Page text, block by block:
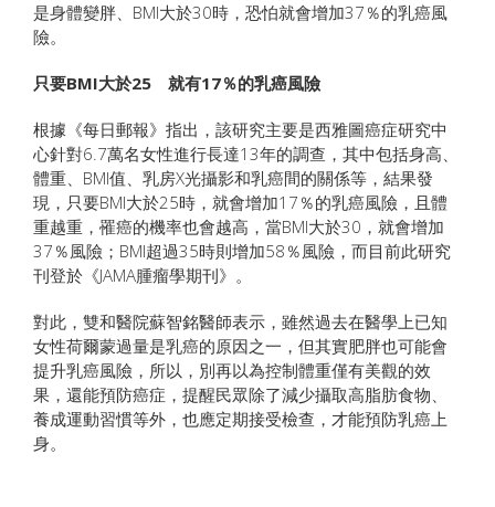
是身體變胖、BMI大於30時，恐怕就會增加37％的乳癌風
險。
只要BMI大於25 就有17％的乳癌風險
根據《每日郵報》指出，該研究主要是西雅圖癌症研究中
心針對6.7萬名女性進行長達13年的調查，其中包括身高、
體重、BMI值、乳房X光攝影和乳癌間的關係等，結果發
現，只要BMI大於25時，就會增加17％的乳癌風險，且體
重越重，罹癌的機率也會越高，當BMI大於30，就會增加
37％風險；BMI超過35時則增加58％風險，而目前此研究
刊登於《JAMA腫瘤學期刊》。
對此，雙和醫院蘇智銘醫師表示，雖然過去在醫學上已知
女性荷爾蒙過量是乳癌的原因之一，但其實肥胖也可能會
提升乳癌風險，所以，別再以為控制體重僅有美觀的效
果，還能預防癌症，提醒民眾除了減少攝取高脂肪食物、
養成運動習慣等外，也應定期接受檢查，才能預防乳癌上
身。